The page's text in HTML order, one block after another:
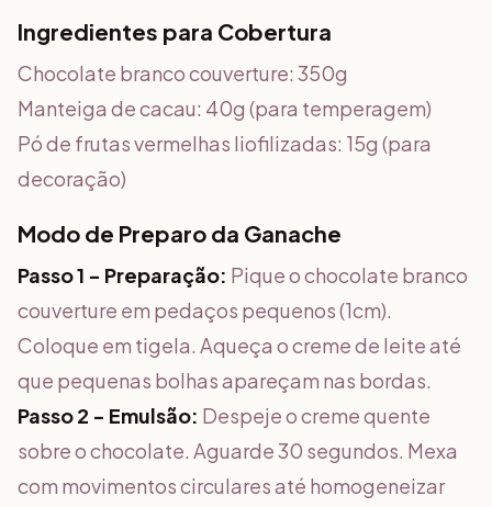
Ingredientes para Cobertura
Chocolate branco couverture: 350g
Manteiga de cacau: 40g (para temperagem)
Pó de frutas vermelhas liofilizadas: 15g (para
decoração)
Modo de Preparo da Ganache
Passo 1 - Preparação: Pique o chocolate branco
couverture em pedaços pequenos (1cm).
Coloque em tigela. Aqueça o creme de leite até
que pequenas bolhas apareçam nas bordas.
Passo 2 - Emulsão: Despeje o creme quente
sobre o chocolate. Aguarde 30 segundos. Mexa
com movimentos circulares até homogeneizar